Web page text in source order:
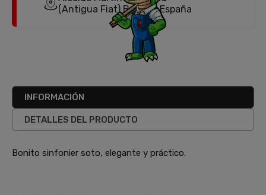
(Antigua Fiat) Burgos, España
INFORMACIÓN
DETALLES DEL PRODUCTO
Bonito sinfonier soto, elegante y práctico.